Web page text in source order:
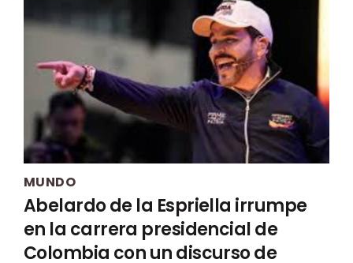
MUNDO
Abelardo de la Espriella irrumpe
en la carrera presidencial de
Colombia con un discurso de